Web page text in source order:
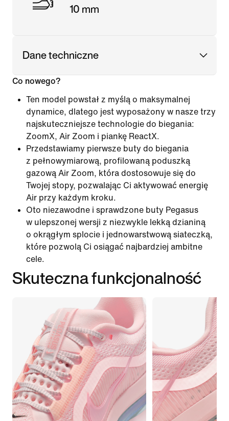
10 mm
Dane techniczne
Co nowego?
Ten model powstał z myślą o maksymalnej
dynamice, dlatego jest wyposażony w nasze trzy
najskuteczniejsze technologie do biegania:
ZoomX, Air Zoom i piankę ReactX.
Przedstawiamy pierwsze buty do biegania
z pełnowymiarową, profilowaną poduszką
gazową Air Zoom, która dostosowuje się do
Twojej stopy, pozwalając Ci aktywować energię
Air przy każdym kroku.
Oto niezawodne i sprawdzone buty Pegasus
w ulepszonej wersji z niezwykle lekką dzianiną
o okrągłym splocie i jednowarstwową siateczką,
które pozwolą Ci osiągać najbardziej ambitne
cele.
Skuteczna funkcjonalność